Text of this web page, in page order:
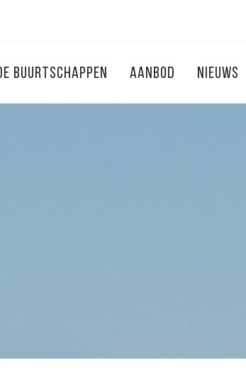
BUURTSCHAPPEN AANBOD NIEUWS